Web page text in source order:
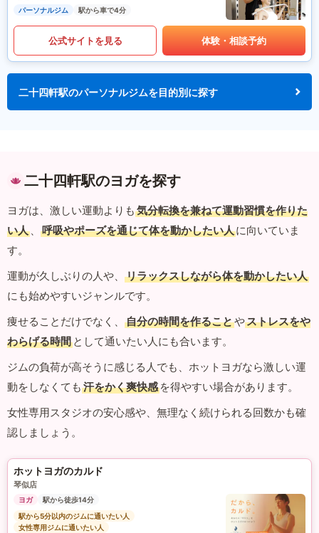
パーソナルジム 駅から車で4分
公式サイトを見る 体験・相談予約
二十四軒駅のパーソナルジムを目的別に探す
二十四軒駅のヨガを探す
ヨガは、激しい運動よりも 気分転換を兼ねて運動習慣を作りた
い人 、 呼吸やポーズを通じて体を動かしたい人に向いていま
す。
運動が久しぶりの人や、
リラックスしながら体を動かしたい人
にも始めやすいジャンルです。
痩せることだけでなく、
自分の時間を作ることやストレスをや
わらげる時間 として通いたい人にも合います。
ジムの負荷が高そうに感じる人でも、ホットヨガなら激しい運
動をしなくても 汗をかく爽快感 を得やすい場合があります。
女性専用スタジオの安心感や、無理なく続けられる回数かも確
認しましょう。
ホットヨガのカルド
琴似店
ヨガ
駅から徒歩14分
駅から5分以内のジムに通いたい人
女性専用ジムに通いたい人